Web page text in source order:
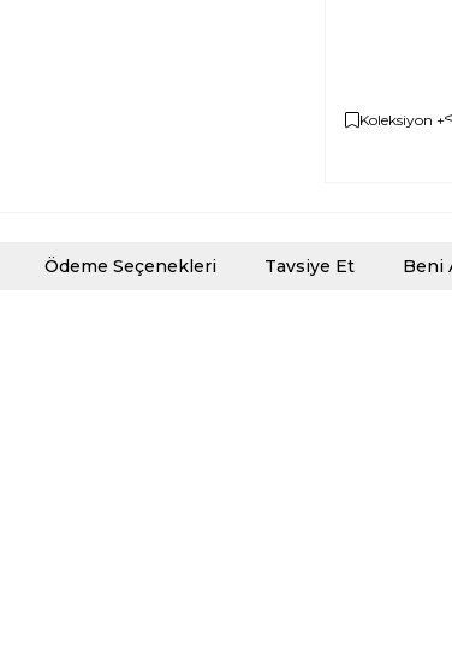
Koleksiyon +
Ödeme Seçenekleri Tavsiye Et Beni